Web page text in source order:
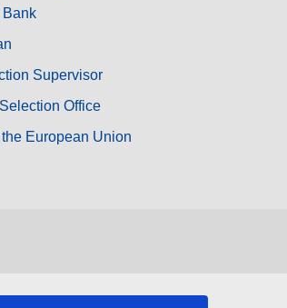
Bank
Supervisor
Office
European Union